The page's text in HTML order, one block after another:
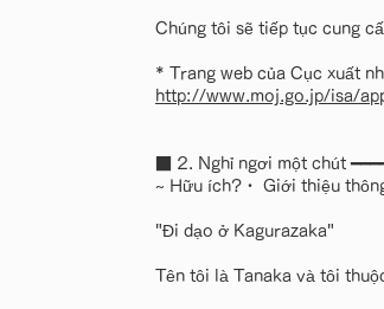
Chúng tôi sẽ tiếp tục cung
* Trang web của Cục xuất
http://www.moj.go.jp/isa/
■ 2. Nghỉ ngơi một chút
~ Hữu ích?・ Giới thiệu
"Đi dạo ở Kagurazaka"
Tên tôi là Tanaka và tôi